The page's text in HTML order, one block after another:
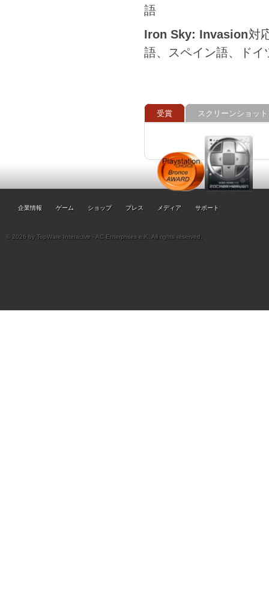
語
Iron Sky: Invasion対
語、スペイン語、ド
受賞 スクリーンショット
企業情報 ゲーム ショップ プレス メディア サポート
© 2026 by TopWare Interactve - AC Enterprises e.K. All rights reserved.